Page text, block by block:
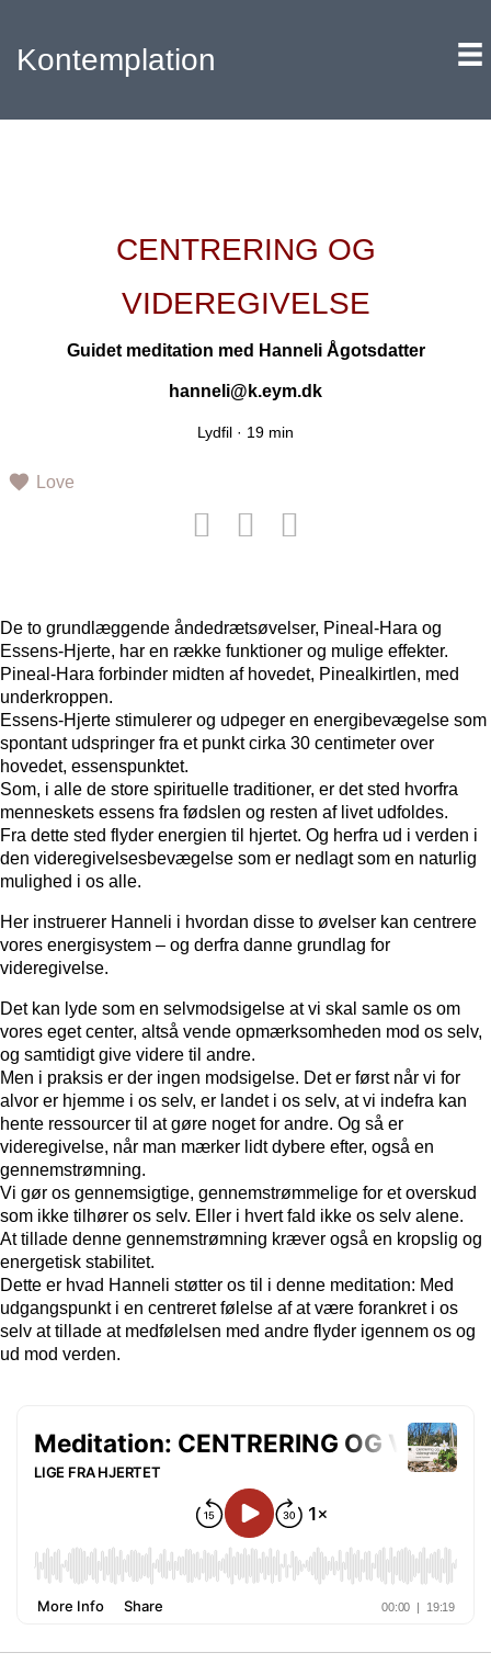
Kontemplation
CENTRERING OG
VIDEREGIVELSE
Guidet meditation med Hanneli Ågotsdatter
hanneli@k.eym.dk
Lydfil · 19 min
Love
De to grundlæggende åndedrætsøvelser, Pineal-Hara og
Essens-Hjerte, har en række funktioner og mulige effekter.
Pineal-Hara forbinder midten af hovedet, Pinealkirtlen, med
underkroppen.
Essens-Hjerte stimulerer og udpeger en energibevægelse som
spontant udspringer fra et punkt cirka 30 centimeter over
hovedet, essenspunktet.
Som, i alle de store spirituelle traditioner, er det sted hvorfra
menneskets essens fra fødslen og resten af livet udfoldes.
Fra dette sted flyder energien til hjertet. Og herfra ud i verden i
den videregivelsesbevægelse som er nedlagt som en naturlig
mulighed i os alle.
Her instruerer Hanneli i hvordan disse to øvelser kan centrere
vores energisystem – og derfra danne grundlag for
videregivelse.
Det kan lyde som en selvmodsigelse at vi skal samle os om
vores eget center, altså vende opmærksomheden mod os selv,
og samtidigt give videre til andre.
Men i praksis er der ingen modsigelse. Det er først når vi for
alvor er hjemme i os selv, er landet i os selv, at vi indefra kan
hente ressourcer til at gøre noget for andre. Og så er
videregivelse, når man mærker lidt dybere efter, også en
gennemstrømning.
Vi gør os gennemsigtige, gennemstrømmelige for et overskud
som ikke tilhører os selv. Eller i hvert fald ikke os selv alene.
At tillade denne gennemstrømning kræver også en kropslig og
energetisk stabilitet.
Dette er hvad Hanneli støtter os til i denne meditation: Med
udgangspunkt i en centreret følelse af at være forankret i os
selv at tillade at medfølelsen med andre flyder igennem os og
ud mod verden.